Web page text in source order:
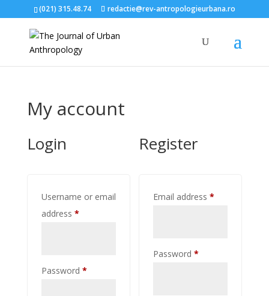
(021) 315.48.74 redactie@rev-antropologieurbana.ro
My account
Login
Username or email
address *Required
Password *Required
Register
Email address*
Password*